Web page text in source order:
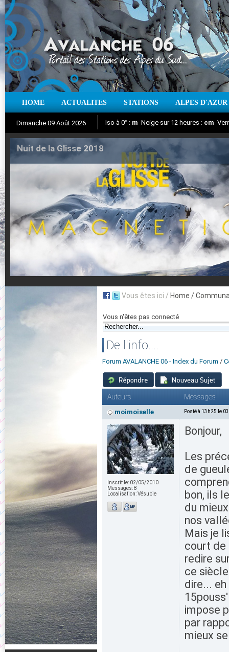
HOME ACTUALITES STATIONS ALPES D'AZUR
Dimanche 09 Août 2026
Aujourd'hui : T° Min : °C T° Max :°C
Iso à 0° : m Neige sur 12 heures : cm
Suivez en direct l'actualité des stations
Nuit de la Glisse 2018
Vous êtes ici / Home /
Vous n'êtes pas connecté
De l'info....
Forum AVALANCHE 06 - Index du Forum /
Auteurs Messages
moimoiselle Posté à 13h25 le
Inscrit le: 02/05/2010
Messages:8
Localisation:Vésubie
Bonjour,
Les
de
bon, ils
du
nos
Mais je
court de
redire
ce
dire...
impose
par
mieux